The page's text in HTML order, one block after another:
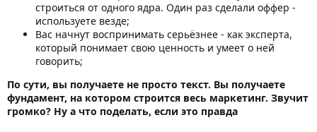
строиться от одного ядра. Один раз сделали оффер -
используете везде;
Вас начнут воспринимать серьёзнее - как эксперта,
который понимает свою ценность и умеет о ней
говорить;
По сути, вы получаете не просто текст. Вы получаете
фундамент, на котором строится весь маркетинг. Звучит
громко? Ну а что поделать, если это правда